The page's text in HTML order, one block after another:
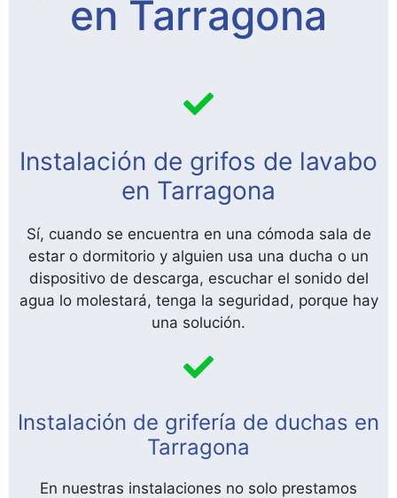
en Tarragona
Instalación de grifos de lavabo
en Tarragona
Sí, cuando se encuentra en una cómoda sala de
estar o dormitorio y alguien usa una ducha o un
dispositivo de descarga, escuchar el sonido del
agua lo molestará, tenga la seguridad, porque hay
una solución.
Instalación de grifería de duchas en
Tarragona
En nuestras instalaciones no solo prestamos